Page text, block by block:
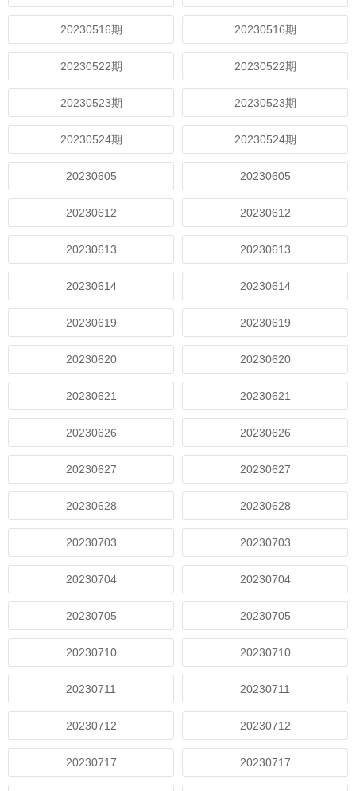
20230516期 20230516期
20230522期 20230522期
20230523期 20230523期
20230524期 20230524期
20230605 20230605
20230612 20230612
20230613 20230613
20230614 20230614
20230619 20230619
20230620 20230620
20230621 20230621
20230626 20230626
20230627 20230627
20230628 20230628
20230703 20230703
20230704 20230704
20230705 20230705
20230710 20230710
20230711 20230711
20230712 20230712
20230717 20230717